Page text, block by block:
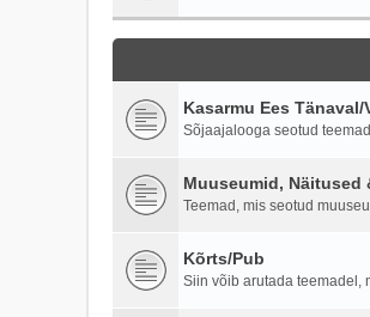
Kasarmu Ees Tänaval/
Sõjaajalooga seotud
Muuseumid, Näitused
Teemad, mis seotud
Kõrts/Pub
Siin võib arutada teemadel,